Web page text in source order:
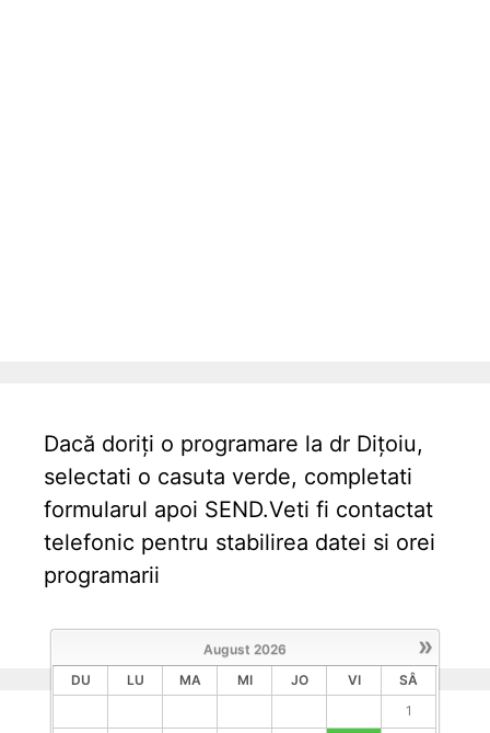
Dacă doriți o programare la dr Dițoiu,
selectati o casuta verde, completati
formularul apoi SEND.Veti fi contactat
telefonic pentru stabilirea datei si orei
programarii
»
August 2026
DU
LU MA MI JO VI
SÂ
1